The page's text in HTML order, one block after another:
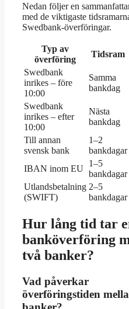
Nedan följer en
med de viktigaste
Swedbank-överföringar.
Typ av
överföring
Tidsram
Swedbank
inrikes – före
10:00
Samma
bankdag
Swedbank
inrikes – efter
10:00
Nästa
bankdag
Till annan
svensk bank
1–2
bankdagar
IBAN inom EU
1–5
bankdagar
Utlandsbetalning
(SWIFT)
2–5
bankdagar
Hur lång tid tar
banköverföring
två banker?
Vad påverkar
överföringstiden